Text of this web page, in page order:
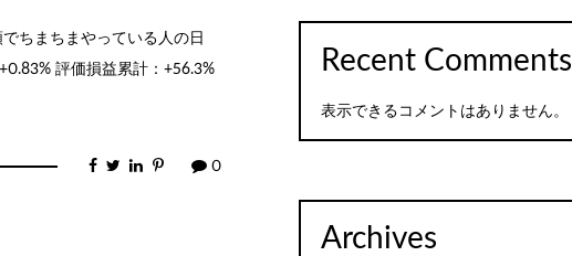
ちまちまやっている人の日
評価損益累計：+56.3%
0
Recent Comments
表示できるコメントはありません。
Archives